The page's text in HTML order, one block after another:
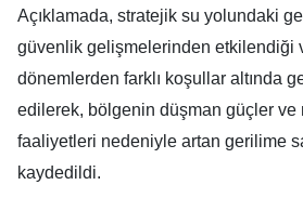
Açıklamada, stratejik su yolundaki
güvenlik gelişmelerinden etkilendiği
dönemlerden farklı koşullar altında
edilerek, bölgenin düşman güçler ve
faaliyetleri nedeniyle artan gerilime
kaydedildi.